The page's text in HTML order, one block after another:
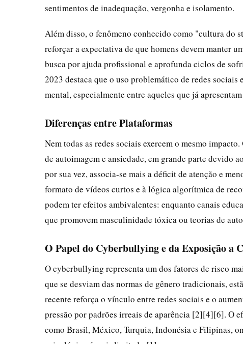
sentimentos de inadequação, vergonha e isolamento.
Além disso, o fenômeno conhecido como "cultura do
reforçar a expectativa de que homens devem manter
busca por ajuda profissional e aprofunda ciclos de
2023 destaca que o uso problemático de redes
mental, especialmente entre aqueles que já
Diferenças entre Plataformas
Nem todas as redes sociais exercem o mesmo
de autoimagem e ansiedade, em grande parte devido
por sua vez, associa-se mais a déficit de atenção e
formato de vídeos curtos e à lógica algorítmica de
podem ter efeitos ambivalentes: enquanto canais
que promovem masculinidade tóxica ou teorias de
O Papel do Cyberbullying e da Exposição a
O cyberbullying representa um dos fatores de risco
que se desviam das normas de gênero tradicionais,
recente reforça o vínculo entre redes sociais e o
pressão por padrões irreais de aparência [2][4][6]. O
como Brasil, México, Turquia, Indonésia e Filipinas,